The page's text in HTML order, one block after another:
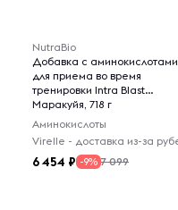
NutraBio
Добавка с аминокислотами
для приема во время
тренировки Intra Blast
Маракуйя, 718 г
Аминокислоты
6 454 -9% 7 099